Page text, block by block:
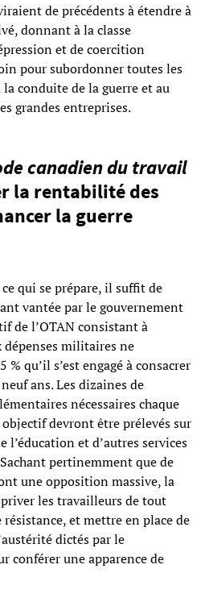
de précédents à étendre à
donnant à la classe
et de coercition
pour subordonner toutes les
la conduite de la guerre et au
grandes entreprises.
canadien du travail
la rentabilité des
la guerre
qui se prépare, il suffit de
vantée par le gouvernement
de l’OTAN consistant à
dépenses militaires ne
% qu’il s’est engagé à consacrer
ans. Les dizaines de
nécessaires chaque
devront être prélevés sur
l’éducation et d’autres services
pertinemment que de
une opposition massive, la
les travailleurs de tout
et mettre en place de
dictés par le
conférer une apparence de